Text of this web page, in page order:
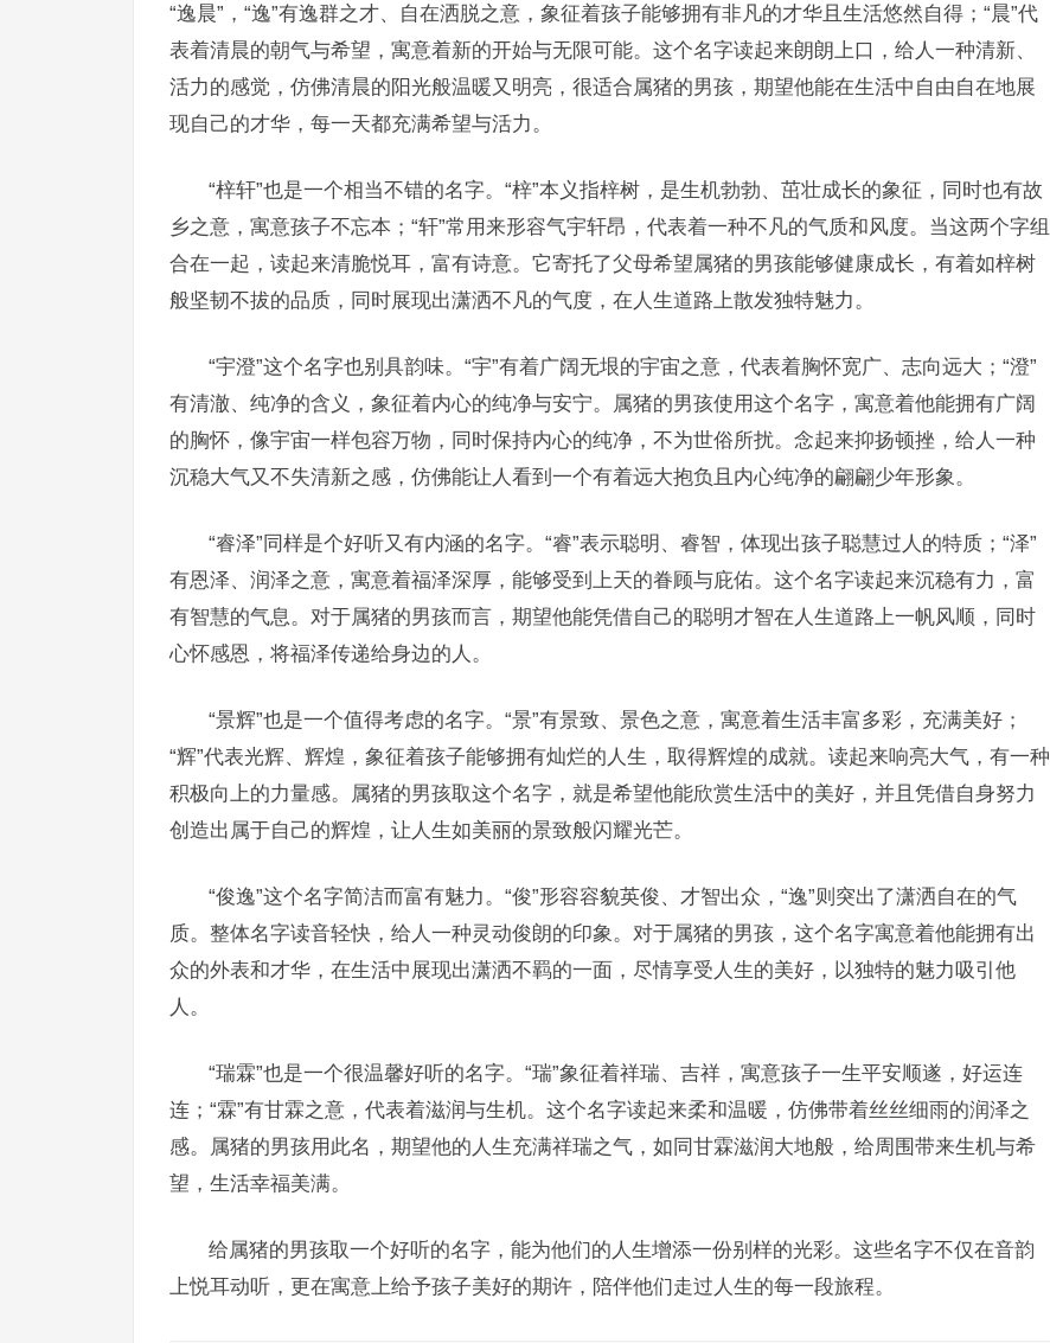
“逸晨”，“逸”有逸群之才、自在洒脱之意，象征着孩子能够拥有非凡的才华且生活悠然自得；“晨”代
表着清晨的朝气与希望，寓意着新的开始与无限可能。这个名字读起来朗朗上口，给人一种清新、
活力的感觉，仿佛清晨的阳光般温暖又明亮，很适合属猪的男孩，期望他能在生活中自由自在地展
现自己的才华，每一天都充满希望与活力。
“梓轩”也是一个相当不错的名字。“梓”本义指梓树，是生机勃勃、茁壮成长的象征，同时也有故
乡之意，寓意孩子不忘本；“轩”常用来形容气宇轩昂，代表着一种不凡的气质和风度。当这两个字组
合在一起，读起来清脆悦耳，富有诗意。它寄托了父母希望属猪的男孩能够健康成长，有着如梓树
般坚韧不拔的品质，同时展现出潇洒不凡的气度，在人生道路上散发独特魅力。
“宇澄”这个名字也别具韵味。“宇”有着广阔无垠的宇宙之意，代表着胸怀宽广、志向远大；“澄”
有清澈、纯净的含义，象征着内心的纯净与安宁。属猪的男孩使用这个名字，寓意着他能拥有广阔
的胸怀，像宇宙一样包容万物，同时保持内心的纯净，不为世俗所扰。念起来抑扬顿挫，给人一种
沉稳大气又不失清新之感，仿佛能让人看到一个有着远大抱负且内心纯净的翩翩少年形象。
“睿泽”同样是个好听又有内涵的名字。“睿”表示聪明、睿智，体现出孩子聪慧过人的特质；“泽”
有恩泽、润泽之意，寓意着福泽深厚，能够受到上天的眷顾与庇佑。这个名字读起来沉稳有力，富
有智慧的气息。对于属猪的男孩而言，期望他能凭借自己的聪明才智在人生道路上一帆风顺，同时
心怀感恩，将福泽传递给身边的人。
“景辉”也是一个值得考虑的名字。“景”有景致、景色之意，寓意着生活丰富多彩，充满美好；
“辉”代表光辉、辉煌，象征着孩子能够拥有灿烂的人生，取得辉煌的成就。读起来响亮大气，有一种
积极向上的力量感。属猪的男孩取这个名字，就是希望他能欣赏生活中的美好，并且凭借自身努力
创造出属于自己的辉煌，让人生如美丽的景致般闪耀光芒。
“俊逸”这个名字简洁而富有魅力。“俊”形容容貌英俊、才智出众，“逸”则突出了潇洒自在的气
质。整体名字读音轻快，给人一种灵动俊朗的印象。对于属猪的男孩，这个名字寓意着他能拥有出
众的外表和才华，在生活中展现出潇洒不羁的一面，尽情享受人生的美好，以独特的魅力吸引他
人。
“瑞霖”也是一个很温馨好听的名字。“瑞”象征着祥瑞、吉祥，寓意孩子一生平安顺遂，好运连
连；“霖”有甘霖之意，代表着滋润与生机。这个名字读起来柔和温暖，仿佛带着丝丝细雨的润泽之
感。属猪的男孩用此名，期望他的人生充满祥瑞之气，如同甘霖滋润大地般，给周围带来生机与希
望，生活幸福美满。
给属猪的男孩取一个好听的名字，能为他们的人生增添一份别样的光彩。这些名字不仅在音韵
上悦耳动听，更在寓意上给予孩子美好的期许，陪伴他们走过人生的每一段旅程。